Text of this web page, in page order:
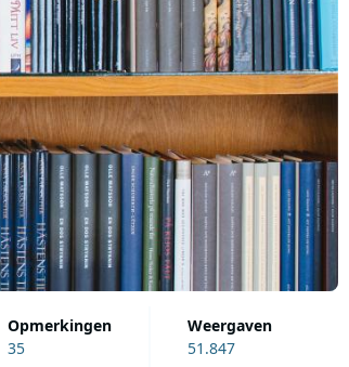
opmerkingen
35
weergaven
51.847